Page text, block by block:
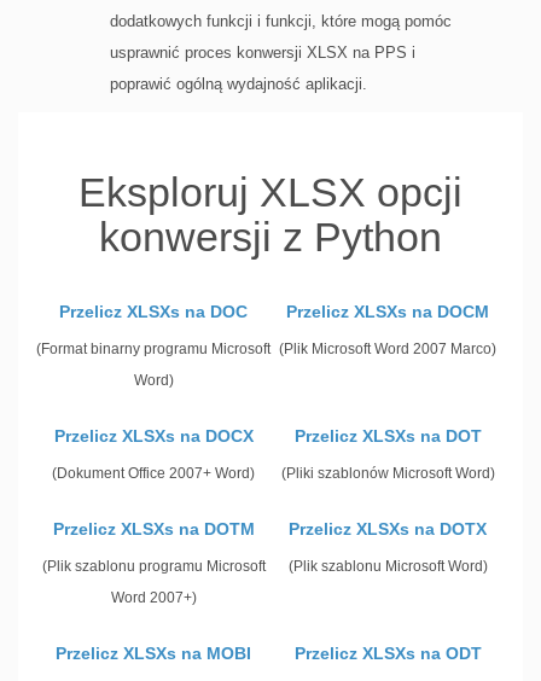
dodatkowych funkcji i funkcji, które mogą pomóc
usprawnić proces konwersji XLSX na PPS i
poprawić ogólną wydajność aplikacji.
Eksploruj XLSX opcji
konwersji z Python
Przelicz XLSXs na DOC
(Format binarny programu Microsoft
Word)
Przelicz XLSXs na DOCM
(Plik Microsoft Word 2007 Marco)
Przelicz XLSXs na DOCX
(Dokument Office 2007+ Word)
Przelicz XLSXs na DOT
(Pliki szablonów Microsoft Word)
Przelicz XLSXs na DOTM
(Plik szablonu programu Microsoft
Word 2007+)
Przelicz XLSXs na DOTX
(Plik szablonu Microsoft Word)
Przelicz XLSXs na MOBI Przelicz XLSXs na ODT